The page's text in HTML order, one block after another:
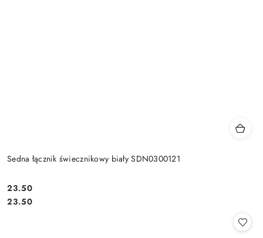
Sedna łącznik świecznikowy biały SDN0300121
Cena:
23.50
Cena:
23.50